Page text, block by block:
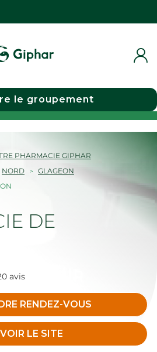
le groupement
PHARMACIE GIPHAR
NORD
GLAGEON
DE
avis
RENDEZ-VOUS
VOIR LE SITE